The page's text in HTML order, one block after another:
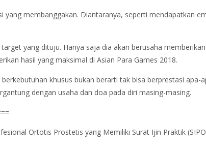
membanggakan. Diantaranya, seperti mendapatkan
yang dituju. Hanya saja dia akan berusaha
hasil yang maksimal di Asian Para Games 2018.
khusus bukan berarti tak bisa berprestasi apa-
dengan usaha dan doa pada diri masing-masing.
Ortotis Prostetis yang Memiliki Surat Ijin Praktik